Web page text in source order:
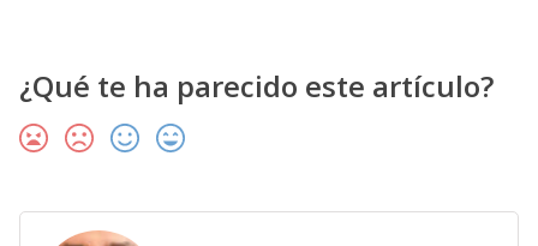
¿Qué te ha parecido este artículo?